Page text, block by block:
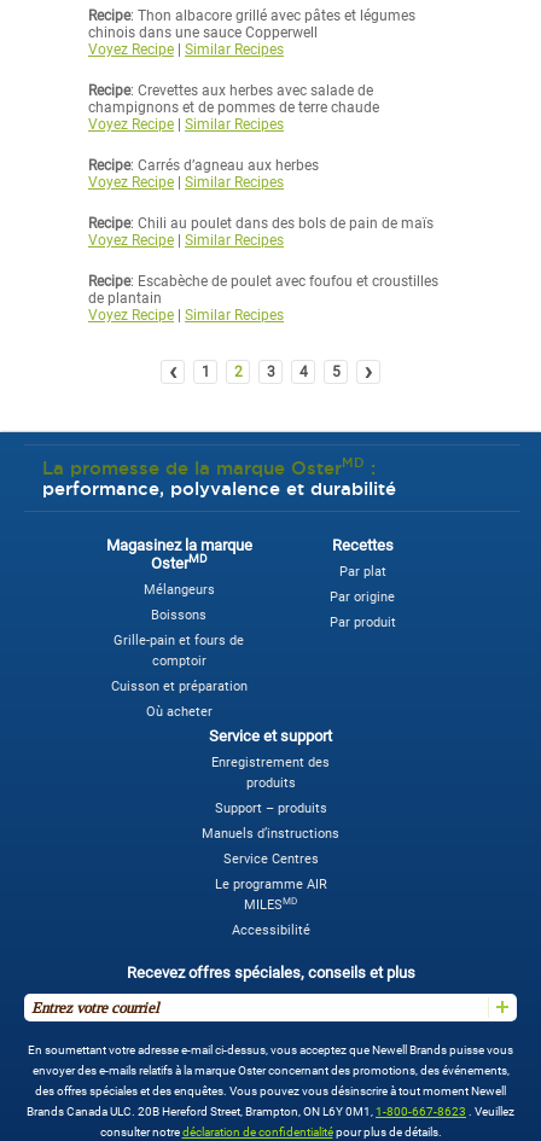
Recipe: Thon albacore grillé avec pâtes et légumes
chinois dans une sauce Copperwell
Voyez Recipe
Similar Recipes
Recipe: Crevettes aux herbes avec salade de
champignons et de pommes de terre chaude
Voyez Recipe
Similar Recipes
Recipe: Carrés d’agneau aux herbes
Voyez Recipe
Similar Recipes
Recipe: Chili au poulet dans des bols de pain de maïs
Voyez Recipe
Similar Recipes
Recipe: Escabèche de poulet avec foufou et croustilles
de plantain
Voyez Recipe
Similar Recipes
‹ 1 2 3 4 5 ›
La promesse de la marque OsterMD :
performance, polyvalence et durabilité
Magasinez la marque
OsterMD
Mélangeurs
Boissons
Grille-pain et fours de
comptoir
Cuisson et préparation
Où acheter
Recettes
Par plat
Par origine
Par produit
Service et support
Enregistrement des
produits
Support – produits
Manuels d’instructions
Service Centres
Le programme AIR
MILESMD
Accessibilité
Recevez offres spéciales, conseils et plus
En soumettant votre adresse e-mail ci-dessus, vous acceptez que Newell Brands puisse vous
envoyer des e-mails relatifs à la marque Oster concernant des promotions, des événements,
des offres spéciales et des enquêtes. Vous pouvez vous désinscrire à tout moment Newell
Brands Canada ULC. 20B Hereford Street, Brampton, ON L6Y 0M1, 1-800-667-8623
. Veuillez
consulter notre déclaration de confidentialité pour plus de détails.